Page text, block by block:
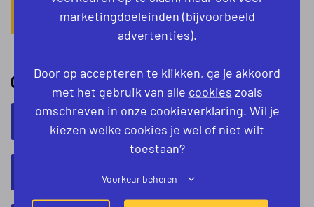
VACATURES HAARLEMMERMEER
OOK ACTIEF IN
marketingdoeleinden (bijvoorbeeld
advertenties).
Door op accepteren te klikken, ga je akkoord
met het gebruik van alle cookies zoals
omschreven in onze cookieverklaring. Wil je
kiezen welke cookies je wel of niet wilt
toestaan?
Voorkeur beheren